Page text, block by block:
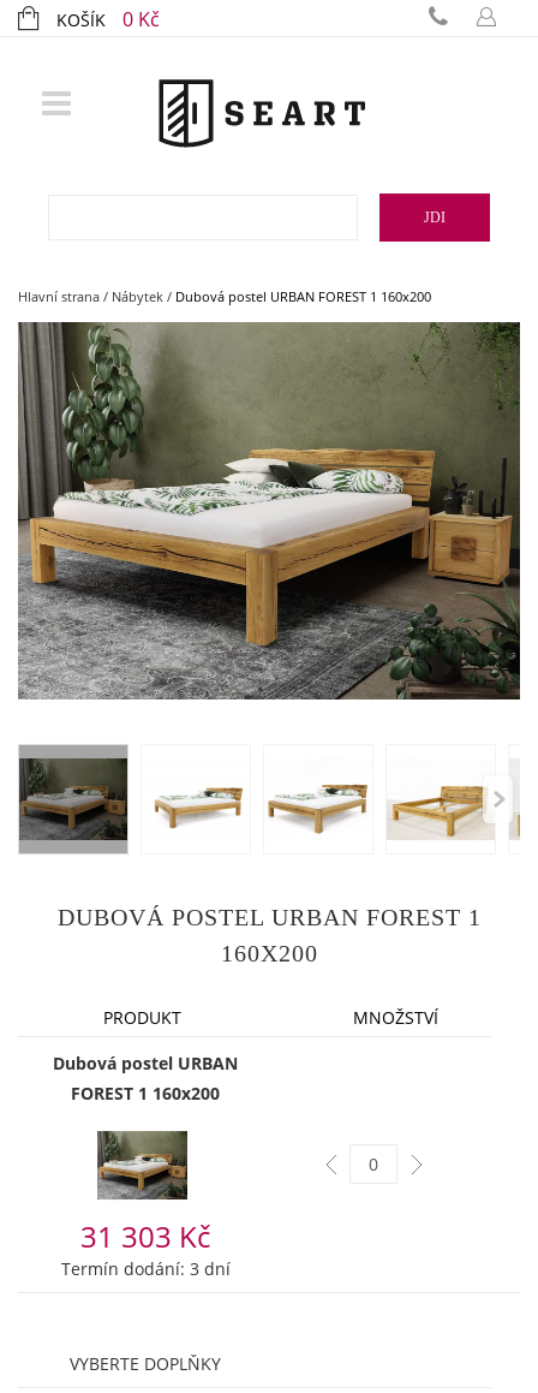
KOŠÍK 0 Kč
JDI
Hlavní strana / Nábytek / Dubová postel URBAN FOREST 1 160x200
DUBOVÁ POSTEL URBAN FOREST 1
160X200
PRODUKT
MNOŽSTVÍ
Dubová postel URBAN
FOREST 1 160x200
31 303 Kč
Termín dodání: 3 dní
VYBERTE DOPLŇKY